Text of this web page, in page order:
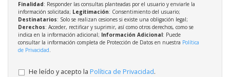
Finalidad: Responder las consultas planteadas por el usuario y enviarle la
información solicitada; Legitimación: Consentimiento del usuario;
Destinatarios: Solo se realizan cesiones si existe una obligación legal;
Derechos: Acceder, rectificar y suprimir, así como otros derechos, como se
indica en la información adicional; Información Adicional: Puede
consultar la información completa de Protección de Datos en nuestra Política
de Privacidad.
He leído y acepto la Política de Privacidad.